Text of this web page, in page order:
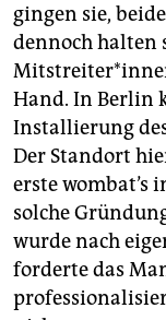
gingen sie,
dennoch halten
Hand. In Berlin
Installierung
Der Standort
erste wombat’s
solche
wurde nach
forderte das